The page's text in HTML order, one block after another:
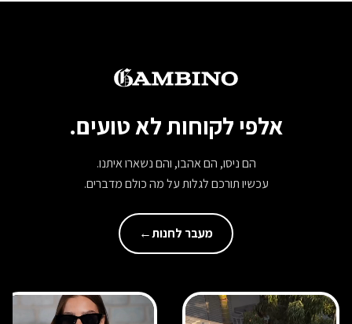
אלפי לקוחות לא טועים.
הם ניסו, הם אהבו, והם נשארו איתנו.
עכשיו תורכם לגלות על מה כולם מדברים.
מעבר לחנות←